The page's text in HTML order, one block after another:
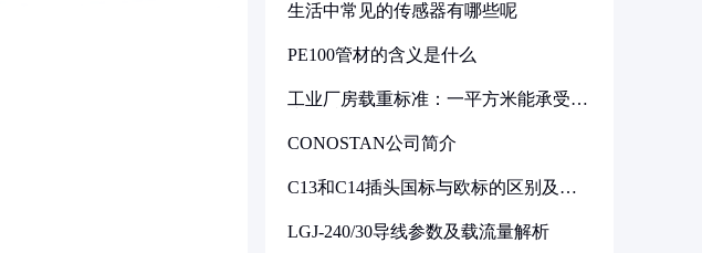
生活中常见的传感器有哪些呢
PE100管材的含义是什么
工业厂房载重标准：一平方米能承受多
CONOSTAN公司简介
C13和C14插头国标与欧标的区别及其
LGJ-240/30导线参数及载流量解析